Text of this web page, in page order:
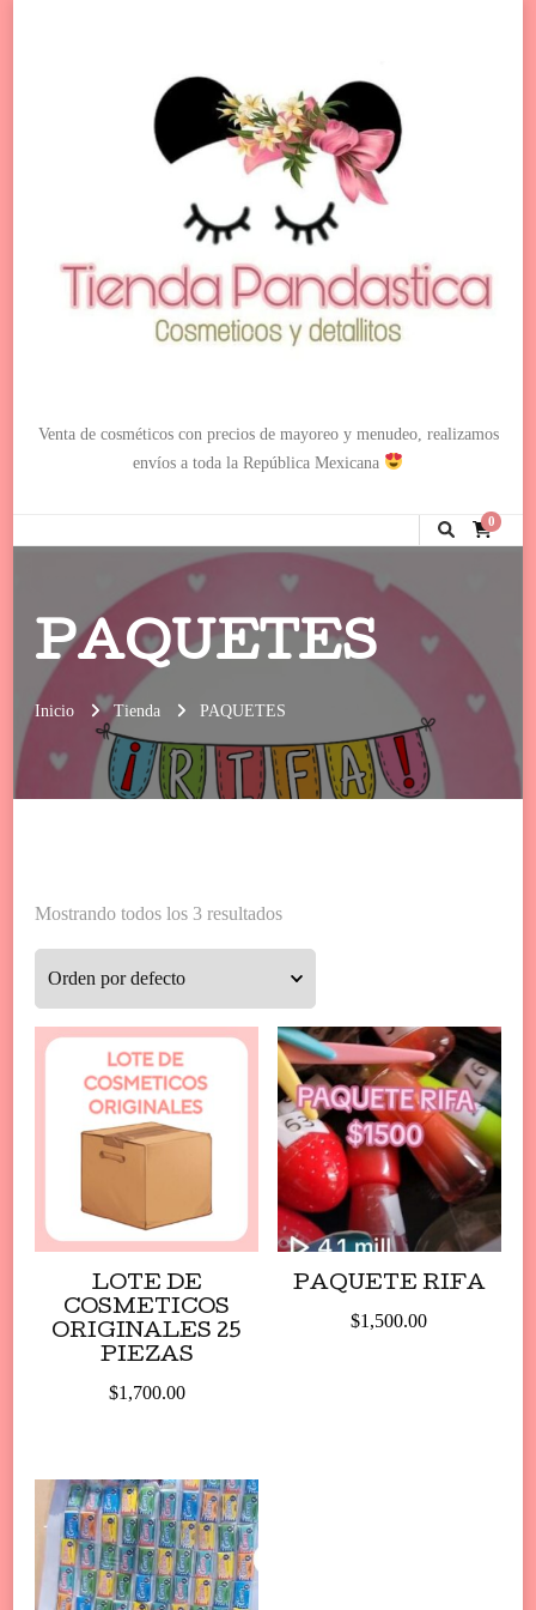
Venta de cosméticos con precios de mayoreo y menudeo, realizamos
envíos a toda la República Mexicana
0
PAQUETES
Inicio Tienda PAQUETES
Mostrando todos los 3 resultados
LOTE DE
COSMETICOS
ORIGINALES 25
PIEZAS
$1,700.00
PAQUETE RIFA
$1,500.00